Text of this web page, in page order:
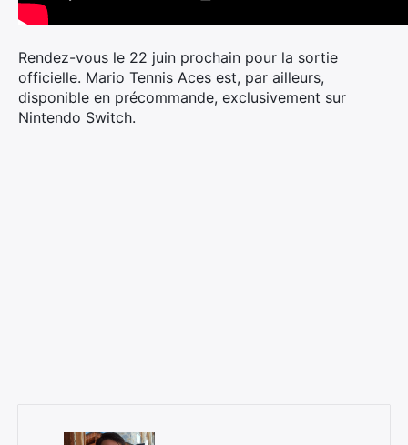
Rendez-vous le 22 juin prochain pour la sortie
officielle. Mario Tennis Aces est, par ailleurs,
disponible en précommande, exclusivement sur
Nintendo Switch.